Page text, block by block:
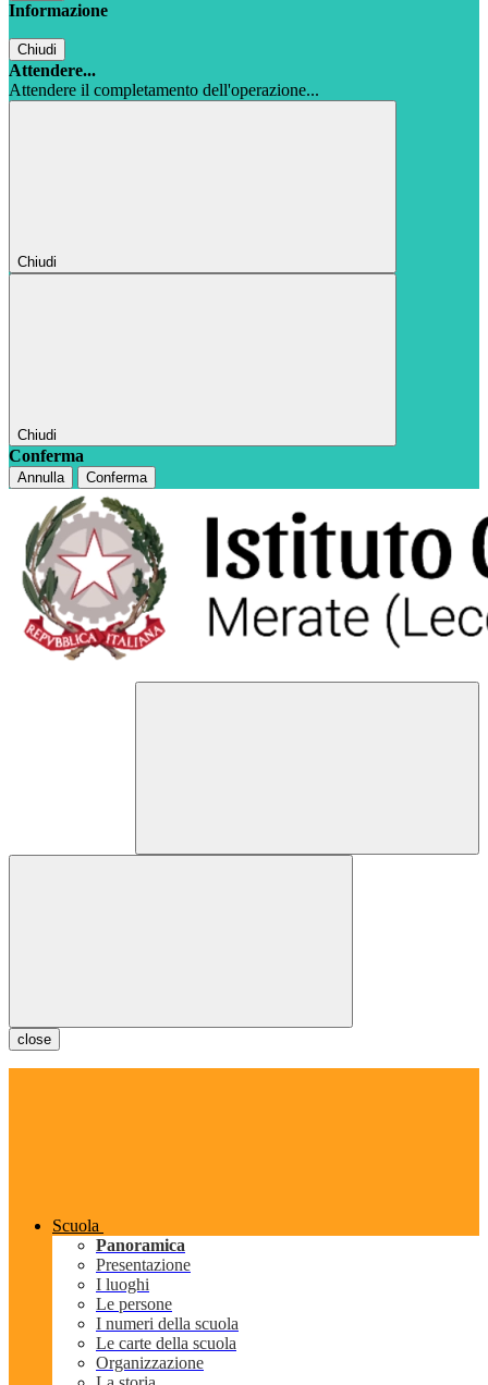
Informazione
Chiudi
Attendere...
Attendere il completamento dell'operazione...
Chiudi
Chiudi
Conferma
Annulla Conferma
close
Scuola
Panoramica
Presentazione
I luoghi
Le persone
I numeri della scuola
Le carte della scuola
Organizzazione